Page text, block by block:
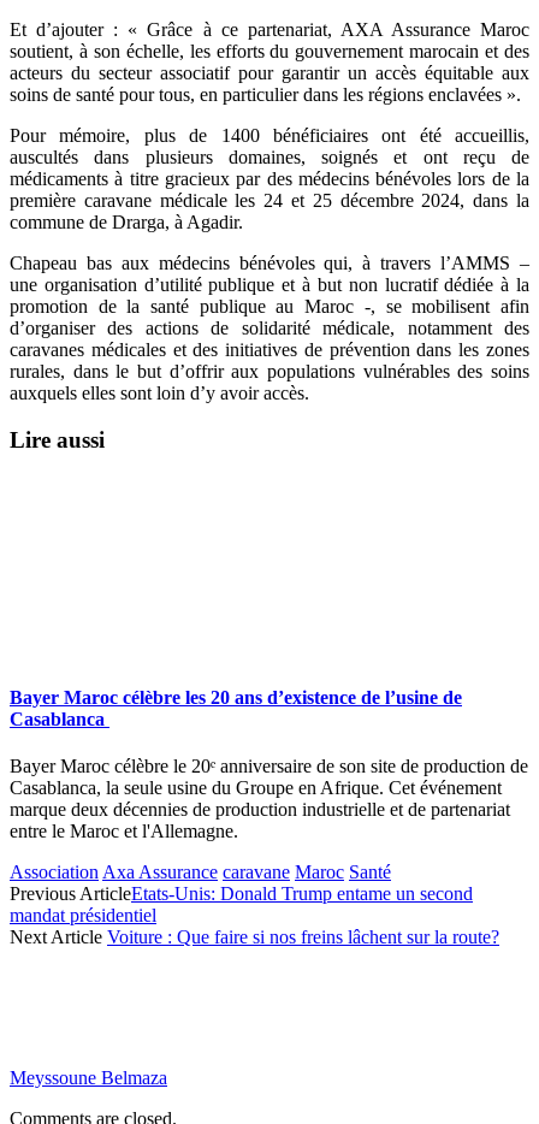
Et d’ajouter : « Grâce à ce partenariat, AXA Assurance Maroc
soutient, à son échelle, les efforts du gouvernement marocain et des
acteurs du secteur associatif pour garantir un accès équitable aux
soins de santé pour tous, en particulier dans les régions enclavées ».
Pour mémoire, plus de 1400 bénéficiaires ont été accueillis,
auscultés dans plusieurs domaines, soignés et ont reçu de
médicaments à titre gracieux par des médecins bénévoles lors de la
première caravane médicale les 24 et 25 décembre 2024, dans la
commune de Drarga, à Agadir.
Chapeau bas aux médecins bénévoles qui, à travers l’AMMS –
une organisation d’utilité publique et à but non lucratif dédiée à la
promotion de la santé publique au Maroc -, se mobilisent afin
d’organiser des actions de solidarité médicale, notamment des
caravanes médicales et des initiatives de prévention dans les zones
rurales, dans le but d’offrir aux populations vulnérables des soins
auxquels elles sont loin d’y avoir accès.
Lire aussi
Bayer Maroc célèbre les 20 ans d’existence de l’usine de
Casablanca
Bayer Maroc célèbre le 20ᵉ anniversaire de son site de production de
Casablanca, la seule usine du Groupe en Afrique. Cet événement
marque deux décennies de production industrielle et de partenariat
entre le Maroc et l'Allemagne.
Association Axa Assurance caravane Maroc Santé
Previous ArticleEtats-Unis: Donald Trump entame un second
mandat présidentiel
Next Article Voiture : Que faire si nos freins lâchent sur la route?
Meyssoune Belmaza
Comments are closed.